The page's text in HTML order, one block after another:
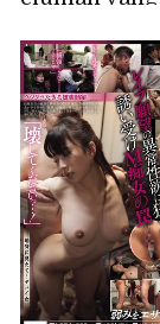
gila dengan